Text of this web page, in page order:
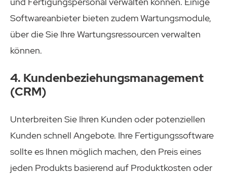
Softwareanbieter bieten zudem Wartungsmodule,
über die Sie Ihre Wartungsressourcen verwalten
können.
4. Kundenbeziehungsmanagement
(CRM)
Unterbreiten Sie Ihren Kunden oder potenziellen
Kunden schnell Angebote. Ihre Fertigungssoftware
sollte es Ihnen möglich machen, den Preis eines
jeden Produkts basierend auf Produktkosten oder